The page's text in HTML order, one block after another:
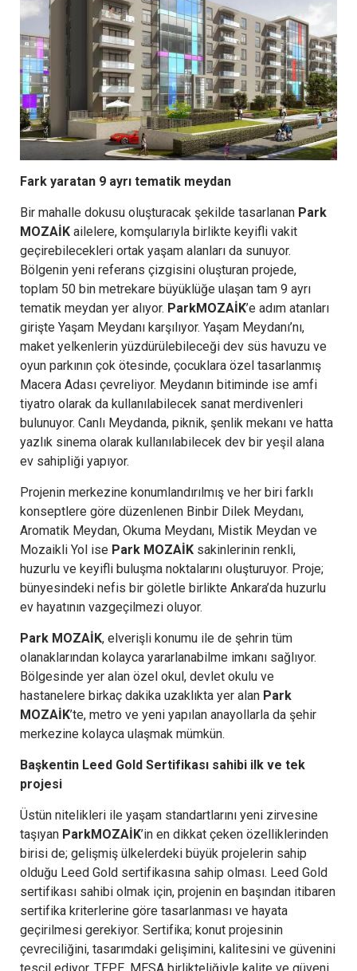
Fark yaratan 9 ayrı tematik meydan
Bir mahalle dokusu oluşturacak şekilde tasarlanan Park
MOZAİK ailelere, komşularıyla birlikte keyifli vakit
geçirebilecekleri ortak yaşam alanları da sunuyor.
Bölgenin yeni referans çizgisini oluşturan projede,
toplam 50 bin metrekare büyüklüğe ulaşan tam 9 ayrı
tematik meydan yer alıyor. ParkMOZAİK’e adım atanları
girişte Yaşam Meydanı karşılıyor. Yaşam Meydanı’nı,
maket yelkenlerin yüzdürülebileceği dev süs havuzu ve
oyun parkının çok ötesinde, çocuklara özel tasarlanmış
Macera Adası çevreliyor. Meydanın bitiminde ise amfi
tiyatro olarak da kullanılabilecek sanat merdivenleri
bulunuyor. Canlı Meydanda, piknik, şenlik mekanı ve hatta
yazlık sinema olarak kullanılabilecek dev bir yeşil alana
ev sahipliği yapıyor.
Projenin merkezine konumlandırılmış ve her biri farklı
konseptlere göre düzenlenen Binbir Dilek Meydanı,
Aromatik Meydan, Okuma Meydanı, Mistik Meydan ve
Mozaikli Yol ise Park MOZAİK sakinlerinin renkli,
huzurlu ve keyifli buluşma noktalarını oluşturuyor. Proje;
bünyesindeki nefis bir göletle birlikte Ankara’da huzurlu
ev hayatının vazgeçilmezi oluyor.
Park MOZAİK, elverişli konumu ile de şehrin tüm
olanaklarından kolayca yararlanabilme imkanı sağlıyor.
Bölgesinde yer alan özel okul, devlet okulu ve
hastanelere birkaç dakika uzaklıkta yer alan Park
MOZAİK’te, metro ve yeni yapılan anayollarla da şehir
merkezine kolayca ulaşmak mümkün.
Başkentin Leed Gold Sertifikası sahibi ilk ve tek
projesi
Üstün nitelikleri ile yaşam standartlarını yeni zirvesine
taşıyan ParkMOZAİK’in en dikkat çeken özelliklerinden
birisi de; gelişmiş ülkelerdeki büyük projelerin sahip
olduğu Leed Gold sertifikasına sahip olması. Leed Gold
sertifikası sahibi olmak için, projenin en başından itibaren
sertifika kriterlerine göre tasarlanması ve hayata
geçirilmesi gerekiyor. Sertifika; konut projesinin
çevreciliğini, tasarımdaki gelişimini, kalitesini ve güvenini